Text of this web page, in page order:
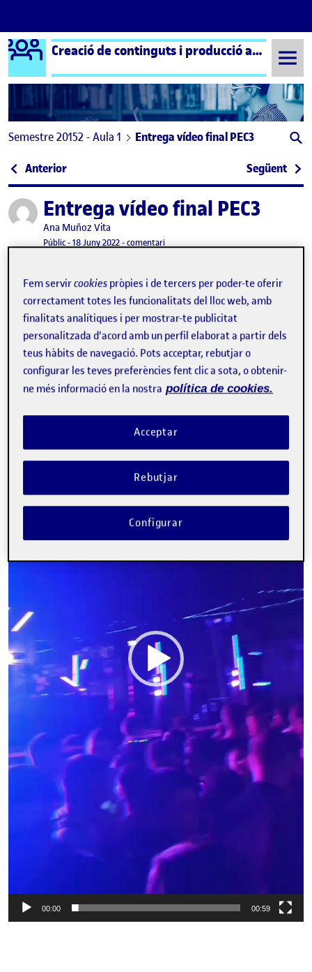
Saltar al contingut
Logo Ágora Creació de continguts i producció audiovisual aula 1
Semestre 20152 - Aula 1 Entrega vídeo final PEC3
Navegació d'entrades
Anterior: GUIO MIREIA SERRANO Següent:
Publicat perEntrega vídeo final PEC3
Publicat per
Ana Muñoz Vita
Visibilitat:
Públic-Data de publicació
18 Juny 2022-comentariel Entrega vídeo final PEC3
Hola compañeros:
Os dejo el guion y el vídeo final de la PEC3. Se trata de un
encargo del Ministerio de Sanidad para promover la
vacunación entre los jóvenes. #VacunasParaQueNadaCambie.
¡Espero que os guste!
00:00 00:59
Fem servircookies pròpies i de tercers per poder-te oferir
correctament totes les funcionalitats del lloc web, amb
finalitats analítiques i per mostrar-te publicitat
personalitzada d'acord amb un perfil elaborat a partir dels
teus hàbits de navegació. Pots acceptar, rebutjar o
configurar les teves preferències fent clic a sota, o obtenir-
ne més informació en la nostra política de cookies.
Rebutjar
Acceptar
Configurar